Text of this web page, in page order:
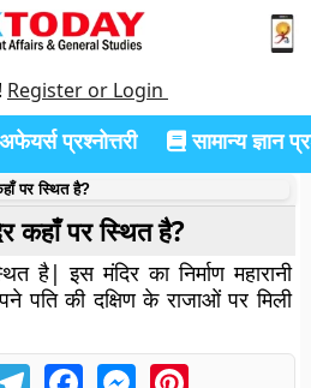
Register or Login
प्रश्नोत्तरी सामान्य ज्ञान
पर स्थित है?
कहाँ पर स्थित है?
है| इस मंदिर का निर्माण महारानी
पति की दक्षिण के राजाओं पर मिली
TelegramFacebookMessengerPinterest